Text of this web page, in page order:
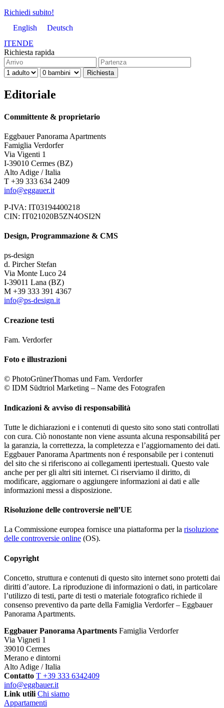
Richiedi subito!
English
Deutsch
ITENDE
Richiesta rapida
Editoriale
Committente & proprietario
Eggbauer Panorama Apartments
Famiglia Verdorfer
Via Vigenti 1
I-39010 Cermes (BZ)
Alto Adige / Italia
T +39 333 634 2409
info@eggauer.it
P-IVA: IT03194400218
CIN: IT021020B5ZN4OSI2N
Design, Programmazione & CMS
ps-design
d. Pircher Stefan
Via Monte Luco 24
I-39011 Lana (BZ)
M +39 333 391 4367
info@ps-design.it
Creazione testi
Fam. Verdorfer
Foto e illustrazioni
© PhotoGrünerThomas und Fam. Verdorfer
© IDM Südtriol Marketing – Name des Fotografen
Indicazioni & avviso di responsabilità
Tutte le dichiarazioni e i contenuti di questo sito sono stati controllati
con cura. Ciò nonostante non viene assunta alcuna responsabilitá per
la garanzia, la correttezza, la completezza e l’aggiornamento dei dati.
Eggbauer Panorama Apartments non é responsabile per i contenuti
del sito che si riferiscono ai collegamenti ipertestuali. Questo vale
anche per per gli altri siti internet. Ci riserviamo il diritto, di
modificare, aggiornare o aggiungere informazioni ai dati e alle
informazioni messi a disposizione.
Risoluzione delle controversie nell’UE
La Commissione europea fornisce una piattaforma per la risoluzione
delle controversie online (OS).
Copyright
Concetto, struttura e contenuti di questo sito internet sono protetti dai
diritti d’autore. La riproduzione di informazioni o dati, in particolare
l’utilizzo di testi, parte di testi o materiale fotografico richiede il
consenso preventivo da parte della Famiglia Verdorfer – Eggbauer
Panorama Apartments.
Eggbauer Panorama Apartments Famiglia Verdorfer
Via Vigneti 1
39010 Cermes
Merano e dintorni
Alto Adige / Italia
Contatto T +39 333 6342409
info@eggbauer.it
Link utili Chi siamo
Appartamenti